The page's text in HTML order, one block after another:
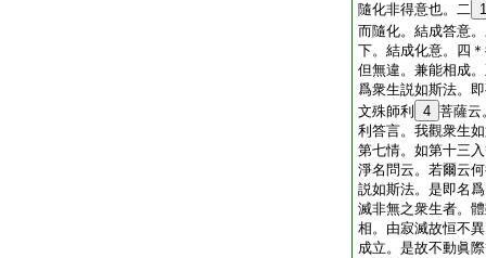
隨化非得意也。二 1
而隨化。結成答意
下。結成化意。四
但無違。兼能相成
爲衆生説如斯法。
文殊師利
4 菩薩云
利答言。我觀衆生
第七情。如第十三
淨名問云。若爾云
説如斯法。是即名
滅非無之衆生者。
相。由寂滅故恒不
成立。是故不動眞